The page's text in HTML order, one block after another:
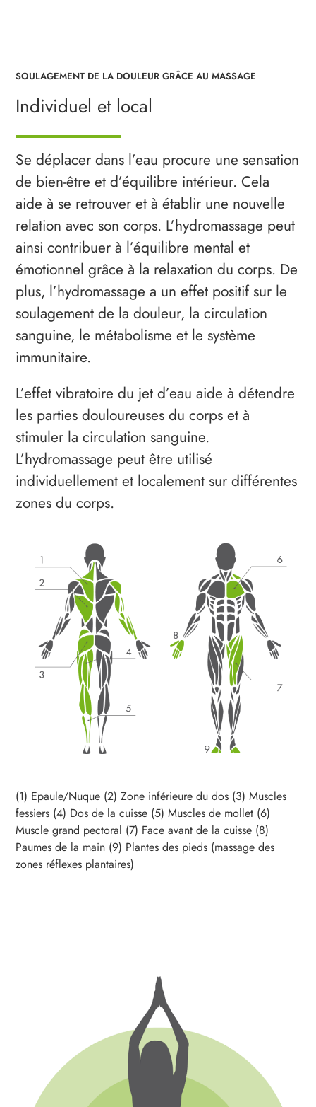
SOULAGEMENT DE LA DOULEUR GRÂCE AU MASSAGE
Individuel et local
Se déplacer dans l’eau procure une sensation
de bien-être et d’équilibre intérieur. Cela
aide à se retrouver et à établir une nouvelle
relation avec son corps. L’hydromassage peut
ainsi contribuer à l’équilibre mental et
émotionnel grâce à la relaxation du corps. De
plus, l’hydromassage a un effet positif sur le
soulagement de la douleur, la circulation
sanguine, le métabolisme et le système
immunitaire.
L’effet vibratoire du jet d’eau aide à détendre
les parties douloureuses du corps et à
stimuler la circulation sanguine.
L’hydromassage peut être utilisé
individuellement et localement sur différentes
zones du corps.
(1) Epaule/Nuque (2) Zone inférieure du dos (3) Muscles
fessiers (4) Dos de la cuisse (5) Muscles de mollet (6)
Muscle grand pectoral (7) Face avant de la cuisse (8)
Paumes de la main (9) Plantes des pieds (massage des
zones réflexes plantaires)